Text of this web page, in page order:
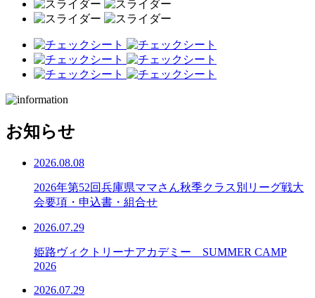
お知らせ
2026.08.08
2026年第52回兵庫県ママさん秋季クラス別リーグ戦大
会要項・申込書・組合せ
2026.07.29
姫路ヴィクトリーナアカデミー SUMMER CAMP
2026
2026.07.29